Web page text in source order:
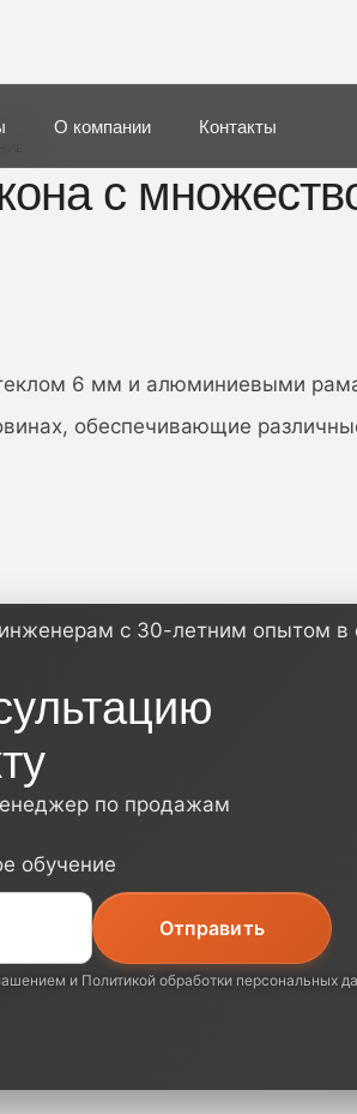
О компании Контакты
с
6 мм и алюминиевыми
обеспечивающие
по продажам
обучение
и Политикой обработки персональных